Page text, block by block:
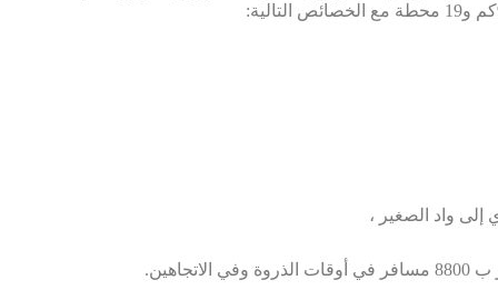
و19 محطة مع الخصائص التالية: